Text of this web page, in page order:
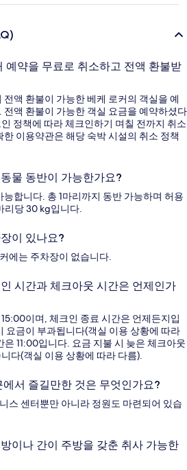
예약을 무료로 취소하고 전액 환불받
액 환불이 가능한 베케 로커의 객실을 예
전액 환불이 가능한 객실 요금을 예약하셨다
정책에 따라 체크인하기 며칠 전까지 취소
이용약관은 해당 숙박 시설의 취소 정책
물 동반이 가능한가요?
합니다. 총 1마리까지 동반 가능하며 허용
리당 30 kg입니다.
이 있나요?
에는 주차장이 없습니다.
시간과 체크아웃 시간은 언제인가
이며, 체크인 종료 시간은 언제든지입
요금이 부과됩니다(객실 이용 상황에 따라
은 11:00입니다. 요금 지불 시 늦은 체크아웃
다(객실 이용 상황에 따라 다름).
서 즐길만한 것은 무엇인가요?
스 센터뿐만 아니라 정원도 마련되어 있습
이나 간이 주방을 갖춘 취사 가능한